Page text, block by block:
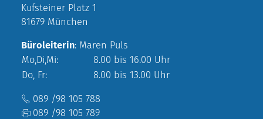
Kufsteiner Platz 1
81679 München
Büroleiterin: Maren Puls
Mo,Di,Mi:
8.00 bis 16.00 Uhr
Do, Fr:
8.00 bis 13.00 Uhr
089 /98 105 788
089 /98 105 789